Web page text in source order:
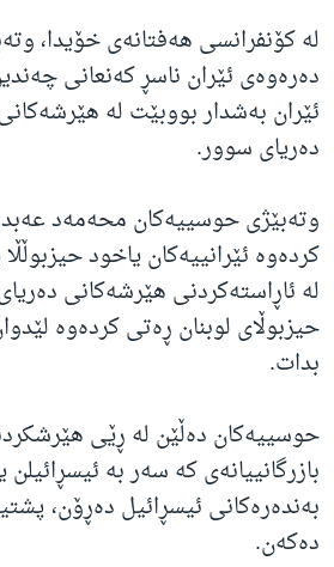
لە کۆنفرانسی هەفتانەی خۆیدا،
دەرەوەی ئێران ناسڕ کەنعانی
ئێران بەشدار بووبێت لە
دەریای سوور.
وتەبێژی حوسییەکان محەمەد
کردەوە ئێرانییەکان یاخود
لە ئاڕاستەکردنی هێرشەکانی
حیزبوڵای لوبنان ڕەتی کردەوە
بدات.
حوسییەکان دەڵێن لە ڕێی
بازرگانییانەی کە سەر بە
بەندەرەکانی ئیسڕائیل دەڕۆن،
دەکەن.